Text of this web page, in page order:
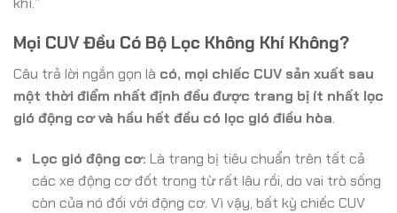
Mọi CUV Đều Có Bộ Lọc Không Khí Không?
Câu trả lời ngắn gọn là có, mọi chiếc CUV sản xuất sau
một thời điểm nhất định đều được trang bị ít nhất lọc
gió động cơ và hầu hết đều có lọc gió điều hòa.
Lọc gió động cơ: Là trang bị tiêu chuẩn trên tất cả
các xe động cơ đốt trong từ rất lâu rồi, do vai trò sống
còn của nó đối với động cơ. Vì vậy, bất kỳ chiếc CUV